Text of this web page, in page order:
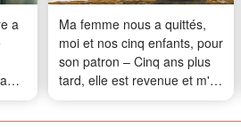
a
Ma femme nous a quittés,
moi et nos cinq enfants, pour
son patron – Cinq ans plus
tard, elle est revenue et m'a
dit : « Tu dois écouter ce que
je vais te dire… sinon tu le